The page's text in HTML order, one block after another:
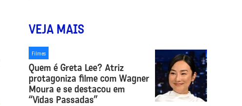
VEJA MAIS
Filmes
Quem é Greta Lee? Atriz
protagoniza filme com Wagner
Moura e se destacou em
“Vidas Passadas”